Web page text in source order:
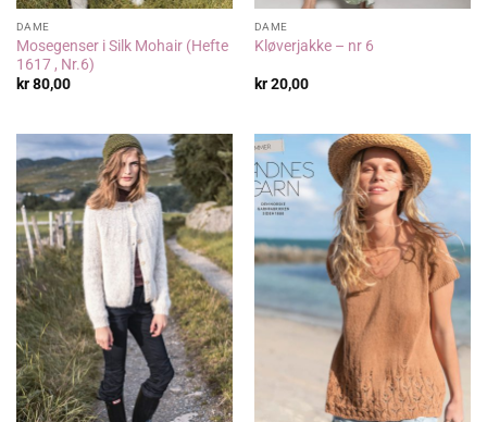
DAME
Mosegenser i Silk Mohair (Hefte
1617 , Nr.6)
kr80,00
DAME
Kløverjakke – nr 6
kr20,00